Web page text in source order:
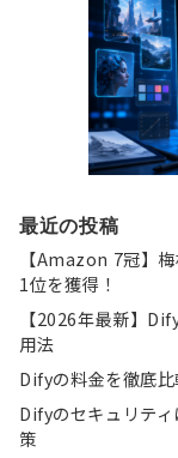
最近の投稿
【Amazon 7冠】
1位を獲得！
【2026年最新】
用法
Difyの料金を徹底
Difyのセキュリテ
策